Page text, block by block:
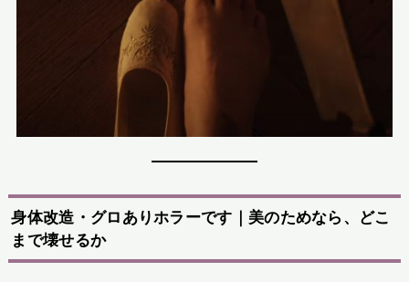
身体改造・グロありホラーです｜美のためなら、どこ
まで壊せるか